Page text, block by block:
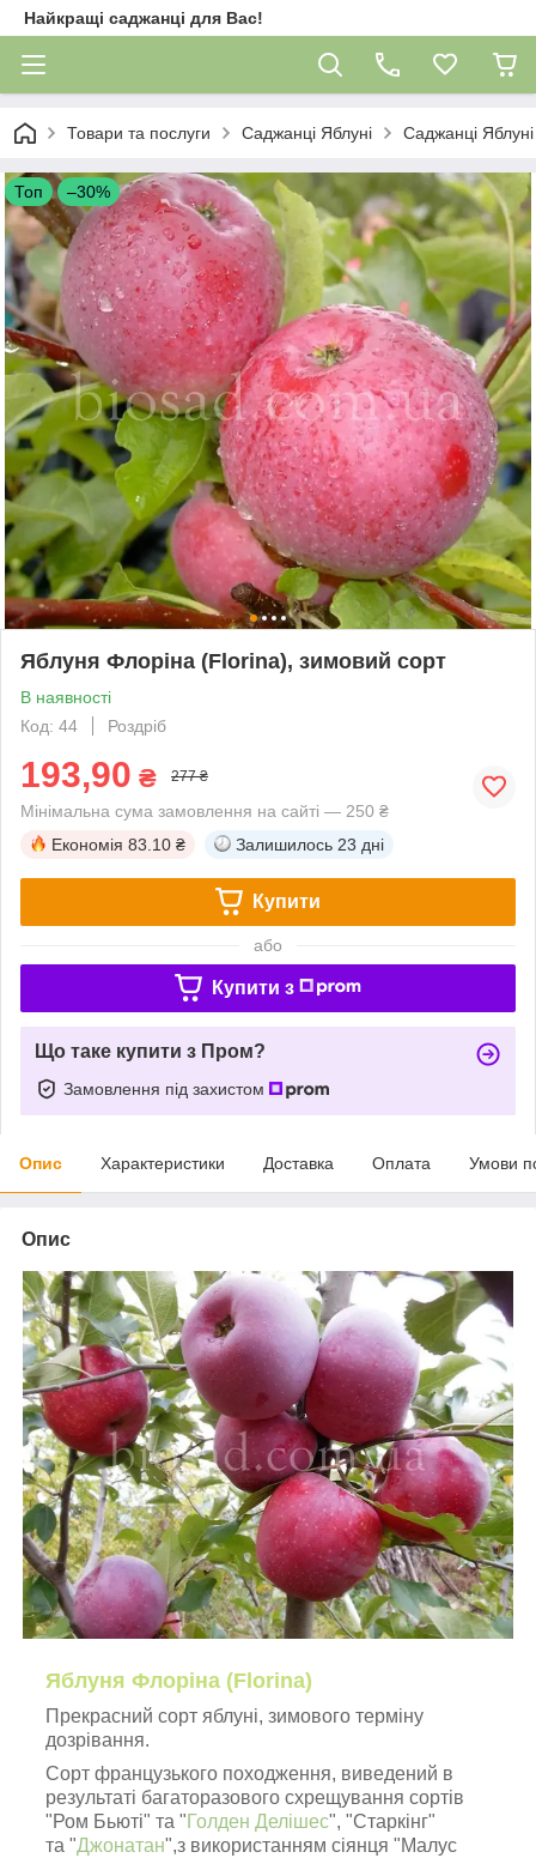
Найкращі саджанці для Вас!
Товари та послуги Саджанці Яблуні Саджанці
Топ –30%
Яблуня Флоріна (Florina), зимовий сорт
В наявності
Код: 44
Роздріб
193,90 ₴ 277 ₴
Мінімальна сума замовлення на сайті — 250 ₴
Економія 83.10 ₴ Залишилось 23 дні
Купити
або
Купити з
Що таке купити з Пром?
Замовлення під захистом
Опис Характеристики Доставка Оплата Умови
Опис
Яблуня Флоріна (Florina)
Прекрасний сорт яблуні, зимового терміну
дозрівання.
Сорт французького походження, виведений в
результаті багаторазового схрещування сортів
"Ром Бьюті" та " Голден Делішес", "Старкінг"
та "Джонатан",з використанням сіянця "Малус